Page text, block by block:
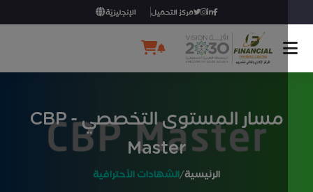
مركز التحميل الإنجليزيّة
مسار المستوى التخصصي - CBP
Master
الرئيسية/الشهادات الأحترافية